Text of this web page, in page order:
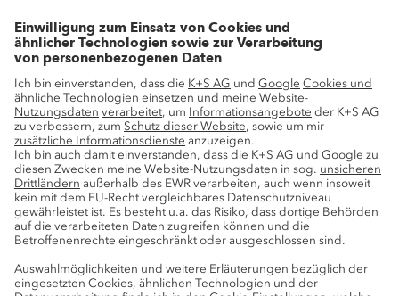
Wachstumsprojekte
Innovation
Nachhaltigkeit
Service
Pressekontakte
K+S-Newsletter
K+S Fanshop